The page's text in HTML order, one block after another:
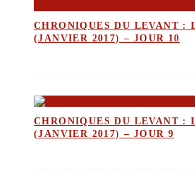
CHRONIQUES DU LEVANT :
(JANVIER 2017) – JOUR 10
CHRONIQUES DU LEVANT :
(JANVIER 2017) – JOUR 9